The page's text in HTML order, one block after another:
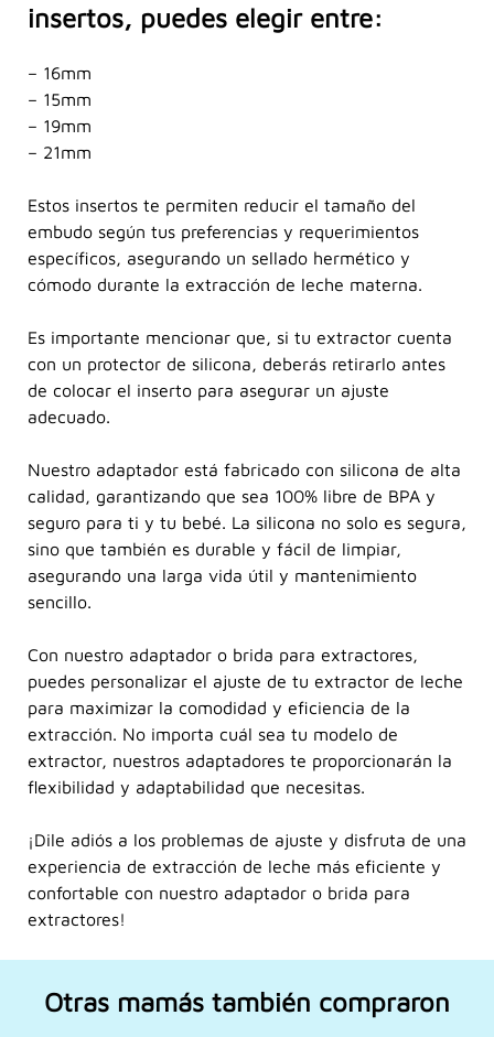
insertos, puedes elegir entre:
– 16mm
– 15mm
– 19mm
– 21mm
Estos insertos te permiten reducir el tamaño del
embudo según tus preferencias y requerimientos
específicos, asegurando un sellado hermético y
cómodo durante la extracción de leche materna.
Es importante mencionar que, si tu extractor cuenta
con un protector de silicona, deberás retirarlo antes
de colocar el inserto para asegurar un ajuste
adecuado.
Nuestro adaptador está fabricado con silicona de alta
calidad, garantizando que sea 100% libre de BPA y
seguro para ti y tu bebé. La silicona no solo es segura,
sino que también es durable y fácil de limpiar,
asegurando una larga vida útil y mantenimiento
sencillo.
Con nuestro adaptador o brida para extractores,
puedes personalizar el ajuste de tu extractor de leche
para maximizar la comodidad y eficiencia de la
extracción. No importa cuál sea tu modelo de
extractor, nuestros adaptadores te proporcionarán la
flexibilidad y adaptabilidad que necesitas.
¡Dile adiós a los problemas de ajuste y disfruta de una
experiencia de extracción de leche más eficiente y
confortable con nuestro adaptador o brida para
extractores!
Otras mamás también compraron